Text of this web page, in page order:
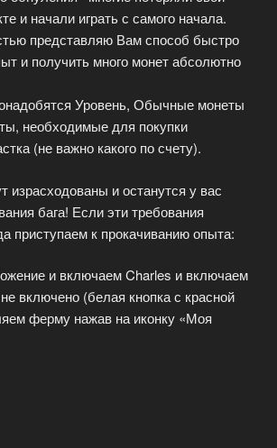
и начали играть с самого начала.
представляю Вам способ быстро
и получить много монет абсолютно
Уровень, Обычные монеты
необходимые для покупки
(не важно какого по счету).
израсходованы и останутся у вас
бага! Если эти требования
приступаем к прокачиванию опыта:
и включаем Charles и включаем
включено (белая кнопка с красной
ферму нажав на иконку «Моя